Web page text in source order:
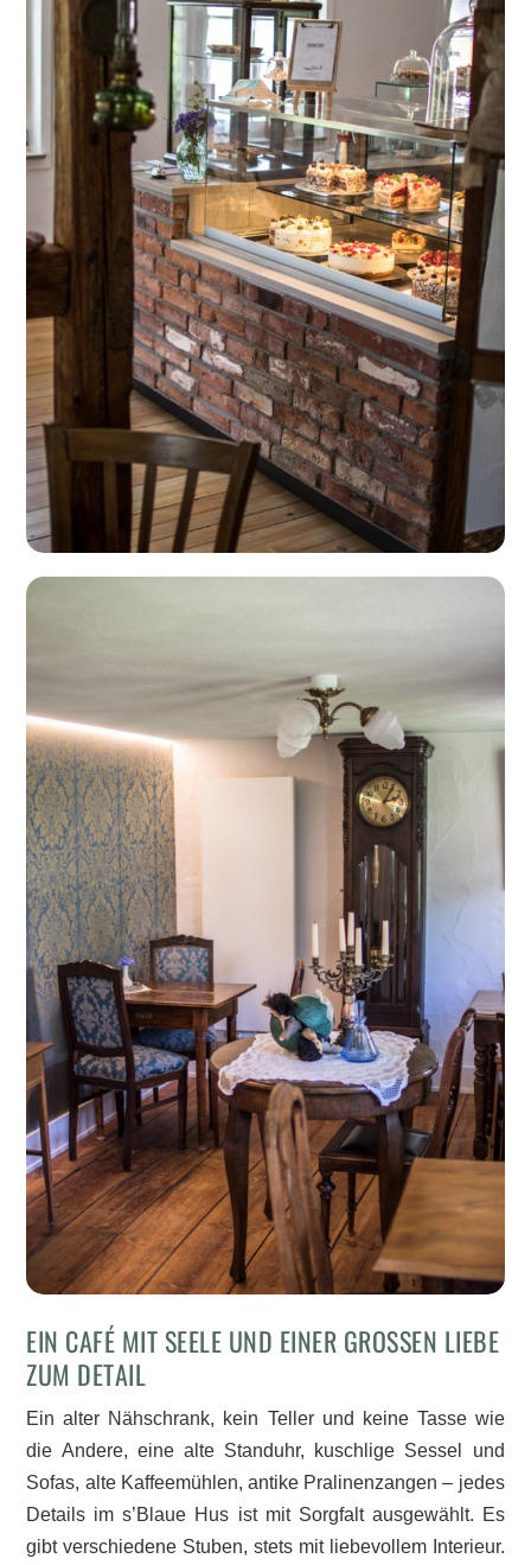
EIN CAFÉ MIT SEELE UND EINER GROSSEN LIEBE Z
UM DETAIL
Ein alter Nähschrank, kein Teller und keine Tasse wie
die Andere, eine alte Standuhr, kuschlige Sessel und
Sofas, alte Kaffeemühlen, antike Pralinenzangen – jedes
Details im s’Blaue Hus ist mit Sorgfalt ausgewählt. Es
gibt verschiedene Stuben, stets mit liebevollem Interieur.